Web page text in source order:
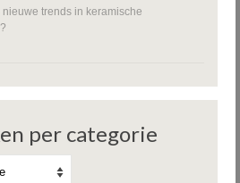
nieuwe trends in keramische
per categorie